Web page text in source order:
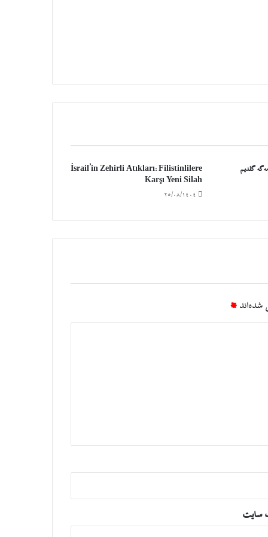
گلدیم
İsrail’in Zehirli Atıkları: Filistinlilere
Karşı Yeni Silah
۲۵/۰۸/۱۴۰۴
*
سایت